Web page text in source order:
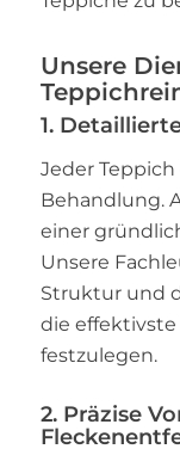
Unsere
1.
Jeder
Behandlung.
einer
Unsere
Struktur und
die
festzulegen.
2. Präzise